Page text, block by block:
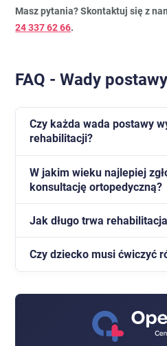
Masz pytania? Skontaktuj się z
24 337 62 66.
FAQ - Wady
Czy każda wada postawy
rehabilitacji?
Nie każda, ale każda
lekarza ortopedę. Wiele wad
W jakim wieku najlepiej
konsultację ortopedyczną?
Im wcześniej zauważony
szansa na pełną korekcję.
wieku przedszkolnym lub
Jak długo trwa
Czas terapii zależy od
jest to proces
regularnych ćwiczeń.
Czy dziecko musi ćwiczyć
terapii i znacząco wpływają